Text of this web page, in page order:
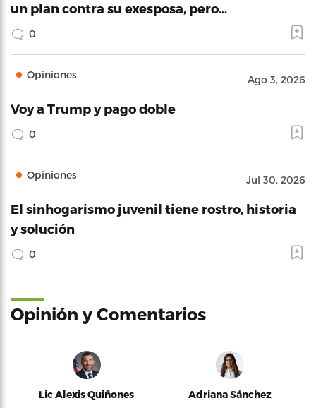
un plan contra su exesposa, pero…
0
Opiniones Ago 3, 2026
Voy a Trump y pago doble
0
Opiniones Jul 30, 2026
El sinhogarismo juvenil tiene rostro, historia
y solución
0
Opinión y Comentarios
Lic Alexis Quiñones Adriana Sánchez